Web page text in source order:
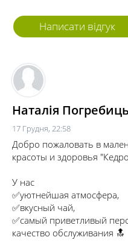
Написати відгук
Наталія
17 Грудня, 22:58
Добро пожаловать в
красоты и здоровья
У нас
✅уютнейшая атмосфера,
✅вкусный чай,
✅самый приветливый
качество обслуживания 🔝